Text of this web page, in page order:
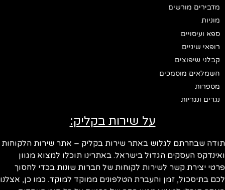
מדבירים מורשים
מוניות
ספא ועיסויים
רופאי שיניים
קבלני שיפוצים
חשמלאים מוסמכים
מספרות
נגרים ונגריות
על שירות בקליק:
תודה שבחרתם לגלוש באתר שירות בקליק – אתר שירות הלקוחות
ואינדקס העסקים הגדול בישראל. באתרינו תוכלו למצוא מגוון
פרטי יצירת קשר לשירות לקוחות של חברות שונות בכדי לחסוך
לכם בתיסכול, זמן והעברת הטלפונים ממוקד למוקד. כמו כן, אצלנו